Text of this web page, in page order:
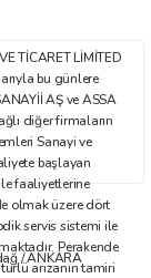
TİCARET LİMİTED
bu günlere
AŞ ve ASSA
diğer firmaların
Sanayi ve
başlayan
faaliyetlerine
olmak üzere dört
servis sistemi ile
Perakende
arızanın tamiri
/ ANKARA